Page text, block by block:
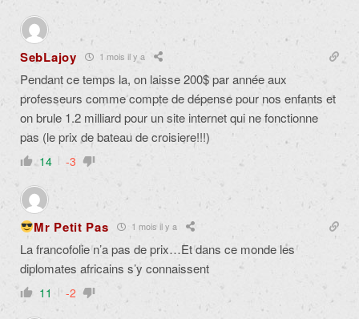
SebLajoy 1 mois il y a
Pendant ce temps la, on laisse 200$ par année aux
professeurs comme compte de dépense pour nos enfants et
on brule 1.2 milliard pour un site internet qui ne fonctionne
pas (le prix de bateau de croisiere!!!)
14 -3
Mr Petit Pas 1 mois il y a
La francofolie n’a pas de prix…Et dans ce monde les
diplomates africains s’y connaissent
11 -2